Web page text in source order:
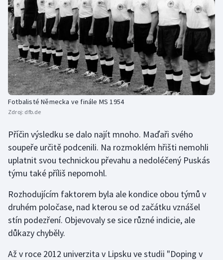
Fotbalisté Německa ve finále MS 1954
Zdroj: dfb.de
Příčin výsledku se dalo najít mnoho. Maďaři svého
soupeře určitě podcenili. Na rozmoklém hřišti nemohli
uplatnit svou technickou převahu a nedoléčený Puskás
týmu také příliš nepomohl.
Rozhodujícím faktorem byla ale kondice obou týmů v
druhém poločase, nad kterou se od začátku vznášel
stín podezření. Objevovaly se sice různé indicie, ale
důkazy chyběly.
Až v roce 2012 univerzita v Lipsku ve studii "Doping v